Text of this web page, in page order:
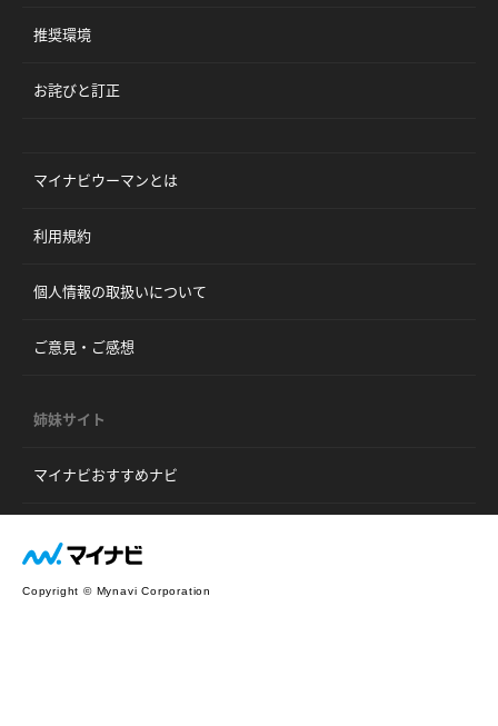
推奨環境
お詫びと訂正
マイナビウーマンとは
利用規約
個人情報の取扱いについて
ご意見・ご感想
姉妹サイト
マイナビおすすめナビ
Copyright © Mynavi Corporation